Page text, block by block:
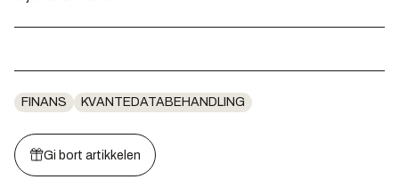
FINANS KVANTEDATABEHANDLING
Gi bort artikkelen